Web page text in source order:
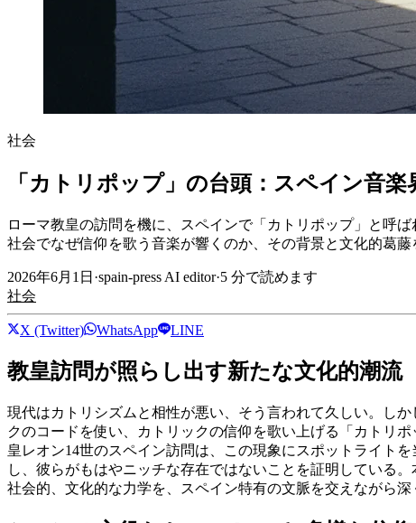
社会
「カトリポップ」の台頭：スペイン音
ローマ教皇の訪問を機に、スペインで「カトリポップ」と呼
社会でなぜ信仰を歌う音楽が響くのか、その背景と文化的葛藤
2026年6月1日 ·spain-press AI editor·5 分で読めます
社会
X (Twitter) WhatsApp LINE
教皇訪問が照らし出す新たな文化的潮流
現代はカトリシズムと相性が悪い、そう言われて久しい。し
クのコードを使い、カトリックの信仰を歌い上げる「カトリ
皇レオン14世のスペイン訪問は、この現象にスポットライト
し、彼らがもはやニッチな存在ではないことを証明している
社会的、文化的な力学を、スペイン特有の文脈を交えながら深